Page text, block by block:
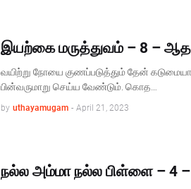
இயற்கை மருத்துவம் – 8 –
வயிற்று நோயை குணப்படுத்தும் தேன்
பின்வருமாறு செய்ய வேண்டும். கொத…
by uthayamugam - April 21, 2023
நல்ல அம்மா நல்ல பிள்ளை –